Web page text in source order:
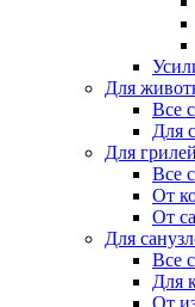
Для
Все
Для
Для
Все
От
От
Для
Все
Для
От